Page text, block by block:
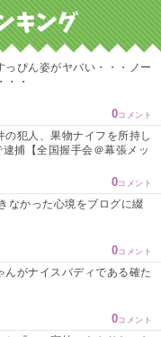
っぴん姿がヤバい・・・ノー
・・
0コメント
の犯人、果物ナイフを所持し
捕【全国握手会＠幕張メッ
0コメント
なかった心境をブログに綴
0コメント
んがナイスバディである確た
0コメント